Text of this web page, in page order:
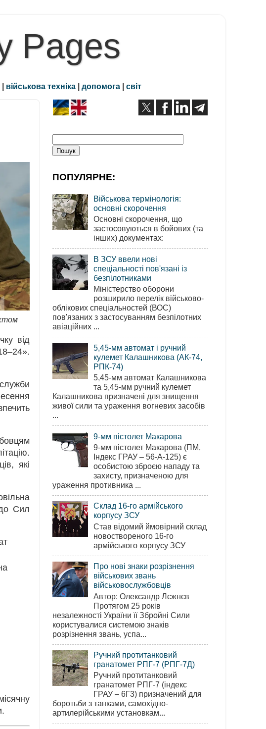
Pages
| військова техніка | допомога | світ
від
які
Сил
ПОПУЛЯРНЕ:
Військова термінологія:
основні скорочення
Основні скорочення, що
застосовуються в бойових (та
інших) документах:
В ЗСУ ввели нові
спеціальності пов'язані із
безпілотниками
Міністерство оборони
розширило перелік військово-
облікових спеціальностей (ВОС)
пов'язаних з застосуванням безпілотних
авіаційних ...
5,45-мм автомат і ручний
кулемет Калашникова (АК-74,
РПК-74)
5,45-мм автомат Калашникова
та 5,45-мм ручний кулемет
Калашникова призначені для знищення
живої сили та ураження вогневих засобів
...
9-мм пістолет Макарова
9-мм пістолет Макарова (ПМ,
Індекс ГРАУ – 56-А-125) є
особистою зброєю нападу та
захисту, призначеною для
ураження противника ...
Склад 16-го армійського
корпусу ЗСУ
Став відомий ймовірний склад
новоствореного 16-го
армійського корпусу ЗСУ
Про нові знаки розрізнення
військових звань
військовослужбовців
Автор: Олександр Лєжнєв
Протягом 25 років
незалежності України її Збройні Сили
користувалися системою знаків
розрізнення звань, успа...
Ручний протитанковий
гранатомет РПГ-7 (РПГ-7Д)
Ручний протитанковий
гранатомет РПГ-7 (індекс
ГРАУ – 6Г3) призначений для
боротьби з танками, самохідно-
артилерійськими установкам...